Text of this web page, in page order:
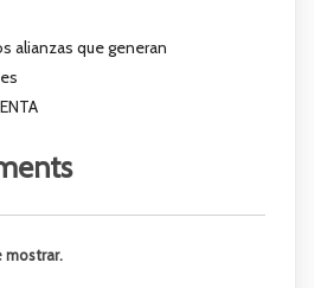
alianzas que generan
mostrar.